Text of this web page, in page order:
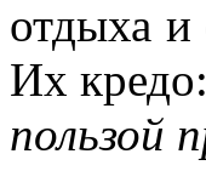
отдыха
Их
пользой